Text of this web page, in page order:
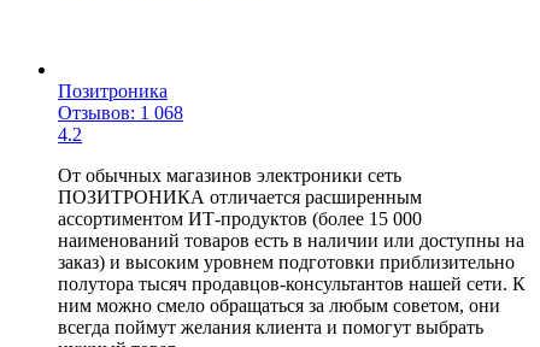
Позитроника
Отзывов: 1 068
4.2
От обычных магазинов электроники сеть
ПОЗИТРОНИКА отличается расширенным
ассортиментом ИТ-продуктов (более 15 000
наименований товаров есть в наличии или доступны на
заказ) и высоким уровнем подготовки приблизительно
полутора тысяч продавцов-консультантов нашей сети. К
ним можно смело обращаться за любым советом, они
всегда поймут желания клиента и помогут выбрать